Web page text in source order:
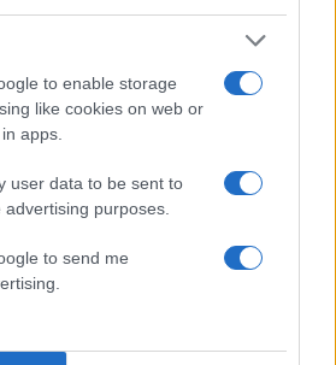
to enable storage
like cookies on web or
apps.
user data to be sent to
purposes.
to send me
Αργυρός και Αλεξάνδρα
με πολυτελές γιοτ
με μπάντα που
στο Φισκάρδο και τους
Λιονέλ Μέσι – Πέθανε ο
και Νεκτάριος Λεμονίδης